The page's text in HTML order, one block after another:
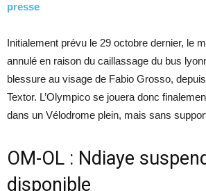
presse
Initialement prévu le 29 octobre dernier, le
annulé en raison du caillassage du bus
blessure au visage de Fabio Grosso,
Textor. L’Olympico se jouera donc
dans un Vélodrome plein, mais sans
OM-OL : Ndiaye
disponible